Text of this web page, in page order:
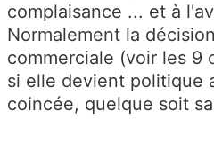
complaisance ... et à
Normalement la
commerciale (voir les 9
si elle devient politique
coincée, quelque soit